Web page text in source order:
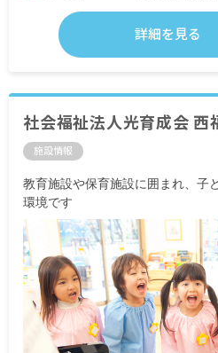
詳細を見る
社会福祉法人光育成会 西
施設情報
教育施設や保育施設に囲まれ、子
環境です